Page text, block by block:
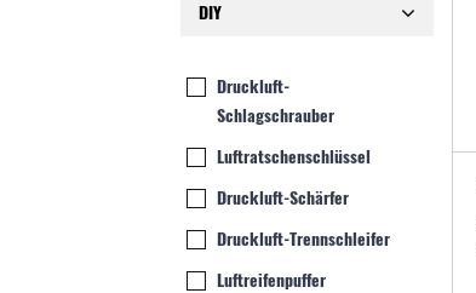
DIY
Druckluft-
Schlagschrauber
Luftratschenschlüssel
Druckluft-Schärfer
Druckluft-Trennschleifer
Luftreifenpuffer